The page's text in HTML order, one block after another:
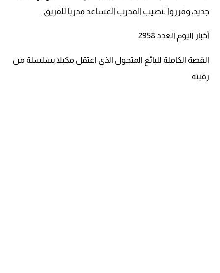
جديد، وقرروا تنصيب المدرب المساعد مدربا للفريق.
أخبار اليوم العدد 2958
القصة الكاملة للبائع المتجول الذي اعتقل مكبلا بسلسلة من
رقبته